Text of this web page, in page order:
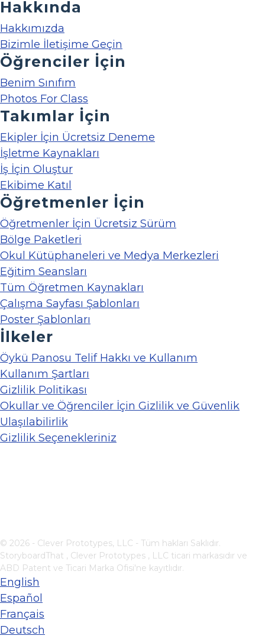
Hakkında
Hakkımızda
Bizimle İletişime Geçin
Öğrenciler İçin
Benim Sınıfım
Photos For Class
Takımlar İçin
Ekipler İçin Ücretsiz Deneme
İşletme Kaynakları
İş İçin Oluştur
Ekibime Katıl
Öğretmenler İçin
Öğretmenler İçin Ücretsiz Sürüm
Bölge Paketleri
Okul Kütüphaneleri ve Medya Merkezleri
Eğitim Seansları
Tüm Öğretmen Kaynakları
Çalışma Sayfası Şablonları
Poster Şablonları
İlkeler
Öykü Panosu Telif Hakkı ve Kullanım
Kullanım Şartları
Gizlilik Politikası
Okullar ve Öğrenciler İçin Gizlilik ve Güvenlik
Ulaşılabilirlik
Gizlilik Seçenekleriniz
© 2026 - Clever Prototypes, LLC - Tüm hakları Saklıdır.
StoryboardThat , Clever Prototypes , LLC ticari markasıdır ve
ABD Patent ve Ticari Marka Ofisi'ne kayıtlıdır.
English
Español
Français
Deutsch